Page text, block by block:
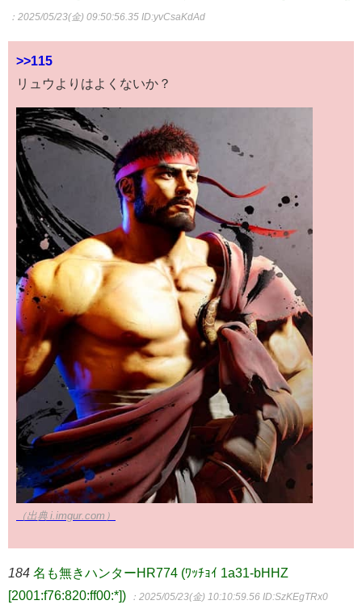
：2025/05/23(金) 09:50:56.35 ID:yvCsaKdAd
>>115
リュウよりはよくないか？
（出典 i.imgur.com）
184 名も無きハンターHR774 (ﾜｯﾁｮｲ 1a31-bHHZ
[2001:f76:820:ff00:*])
：2025/05/23(金) 10:10:59.56 ID:SzKEgTRx0